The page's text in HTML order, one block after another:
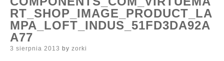
RT_SHOP_IMAGE_PRODUCT_LA
MPA_LOFT_INDUS_51FD3DA92A
A77
Posted
3 sierpnia 2013 by zorki